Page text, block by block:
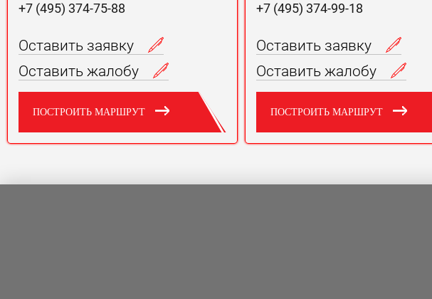
+7 (495) 374-75-88
Оставить заявку
Оставить жалобу
ПОСТРОИТЬ МАРШРУТ
+7 (495) 374-99-18
Оставить заявку
Оставить жалобу
ПОСТРОИТЬ МАРШРУТ